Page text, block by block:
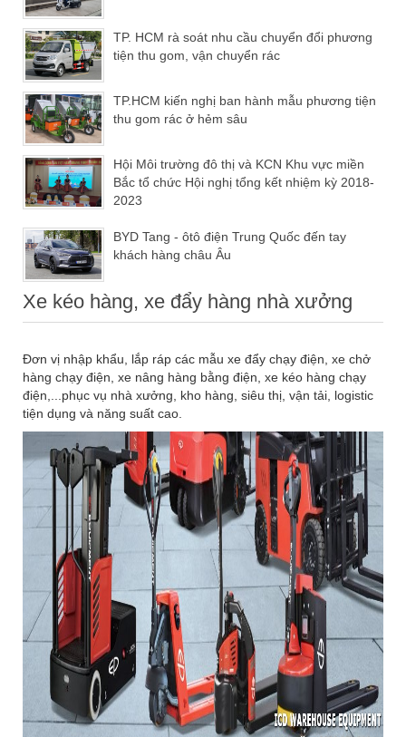
TP. HCM rà soát nhu cầu chuyển đổi phương
tiện thu gom, vận chuyển rác
TP.HCM kiến nghị ban hành mẫu phương tiện
thu gom rác ở hẻm sâu
Hội Môi trường đô thị và KCN Khu vực miền
Bắc tổ chức Hội nghị tổng kết nhiệm kỳ 2018-
2023
BYD Tang - ôtô điện Trung Quốc đến tay
khách hàng châu Âu
Xe kéo hàng, xe đẩy hàng nhà xưởng
Đơn vị nhập khẩu, lắp ráp các mẫu xe đẩy chạy điện, xe chở
hàng chạy điện, xe nâng hàng bằng điện, xe kéo hàng chạy
điện,...phục vụ nhà xưởng, kho hàng, siêu thị, vận tải, logistic
tiện dụng và năng suất cao.